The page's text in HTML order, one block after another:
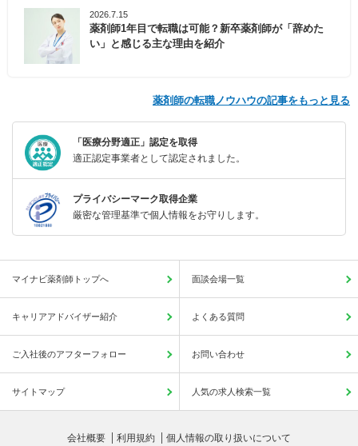
2026.7.15
薬剤師1年目で転職は可能？新卒薬剤師が「辞めた
い」と感じる主な理由を紹介
薬剤師の転職ノウハウの記事をもっと見る
「医療分野適正」認定を取得
適正認定事業者として認定されました。
プライバシーマーク取得企業
厳密な管理基準で個人情報をお守りします。
マイナビ薬剤師トップへ 面談会場一覧
キャリアアドバイザー紹介 よくある質問
ご入社後のアフターフォロー お問い合わせ
サイトマップ 人気の求人検索一覧
会社概要 利用規約 個人情報の取り扱いについて